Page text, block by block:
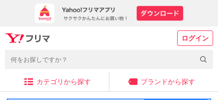
ログイン
カテゴリから探す ブランドから探す